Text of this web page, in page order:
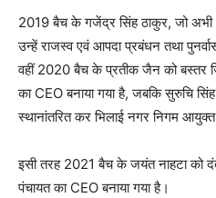
2019 बैच के गजेंद्र सिंह ठाकुर, जो अभी
उन्हें राजस्व एवं आपदा प्रबंधन तथा
वहीं 2020 बैच के प्रतीक जैन को बस्तर
का CEO बनाया गया है, जबकि सुरुचि
स्थानांतरित कर भिलाई नगर निगम आयुक्त
इसी तरह 2021 बैच के जयंत नाहटा को
पंचायत का CEO बनाया गया है।